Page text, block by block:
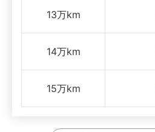
13万km
14万km
15万km